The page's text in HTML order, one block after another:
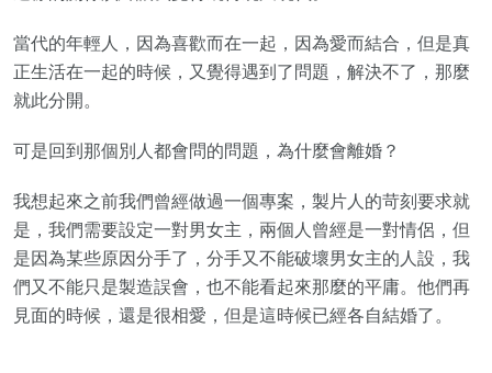
當代的年輕人，因為喜歡而在一起，因為愛而結合，但是真
正生活在一起的時候，又覺得遇到了問題，解決不了，那麼
就此分開。
可是回到那個別人都會問的問題，為什麼會離婚？
我想起來之前我們曾經做過一個專案，製片人的苛刻要求就
是，我們需要設定一對男女主，兩個人曾經是一對情侶，但
是因為某些原因分手了，分手又不能破壞男女主的人設，我
們又不能只是製造誤會，也不能看起來那麼的平庸。他們再
見面的時候，還是很相愛，但是這時候已經各自結婚了。